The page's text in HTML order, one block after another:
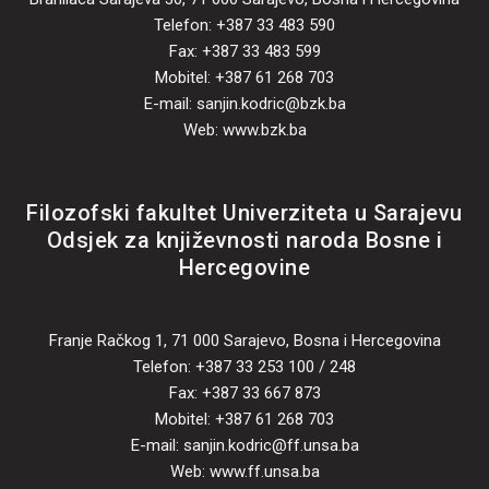
Telefon: +387 33 483 590
Fax: +387 33 483 599
Mobitel: +387 61 268 703
E-mail: sanjin.kodric@bzk.ba
Web: www.bzk.ba
Filozofski fakultet Univerziteta u Sarajevu
Odsjek za književnosti naroda Bosne i
Hercegovine
Franje Račkog 1, 71 000 Sarajevo, Bosna i Hercegovina
Telefon: +387 33 253 100 / 248
Fax: +387 33 667 873
Mobitel: +387 61 268 703
E-mail: sanjin.kodric@ff.unsa.ba
Web: www.ff.unsa.ba